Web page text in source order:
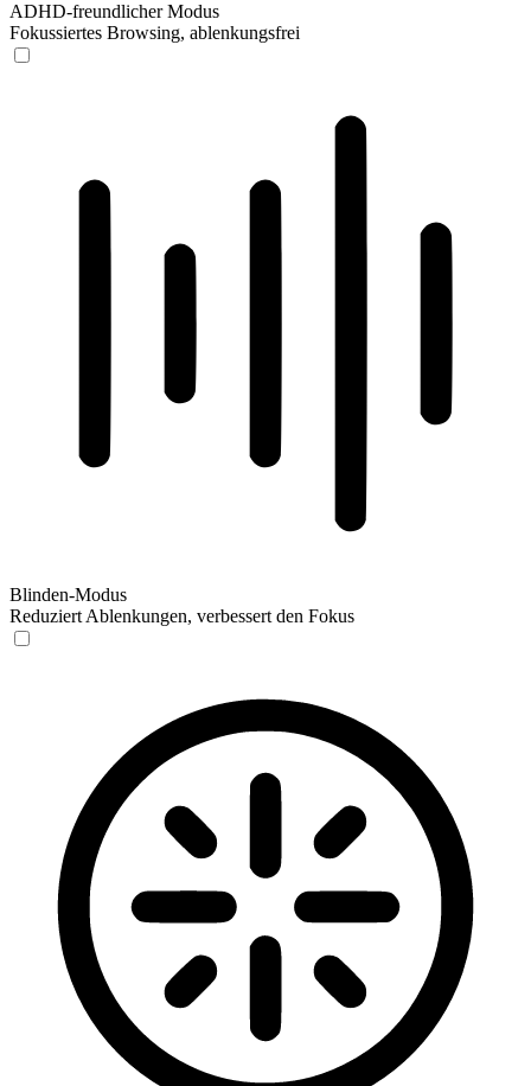
ADHD-freundlicher Modus
Fokussiertes Browsing, ablenkungsfrei
Blinden-Modus
Reduziert Ablenkungen, verbessert den Fokus